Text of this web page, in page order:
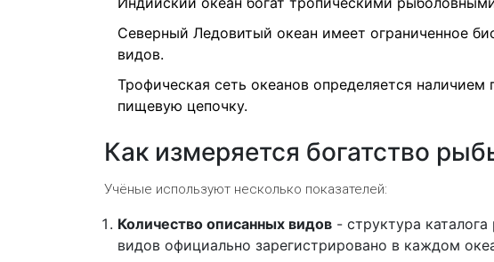
Северный Ледовитый океан имеет ограниченное
видов.
Трофическая сеть океанов определяется
пищевую цепочку.
Как измеряется богатство
Учёные используют несколько показателей:
Количество описанных видов - структура
видов официально зарегистрировано в каждом